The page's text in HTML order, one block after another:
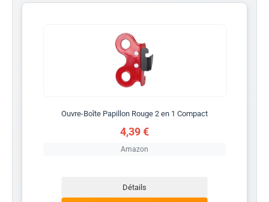
Ouvre-Boîte Papillon Rouge 2 en 1 Compact
4,39 €
Amazon
Détails